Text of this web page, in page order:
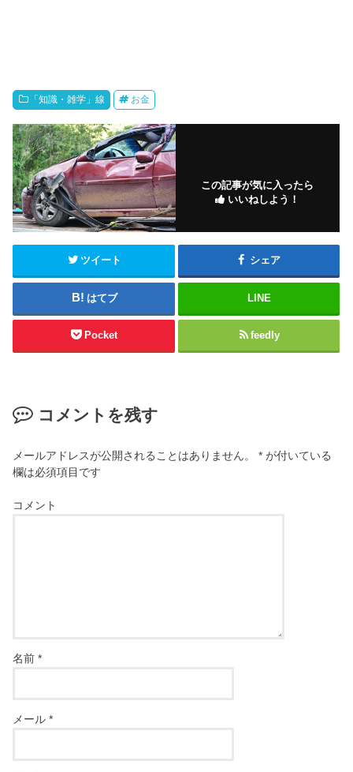
「知識・雑学」線 お金
この記事が気に入ったら
いいねしよう！
ツイート シェア
はてブ LINE
Pocket feedly
コメントを残す
メールアドレスが公開されることはありません。 * が付いている
欄は必須項目です
コメント
名前*
メール*